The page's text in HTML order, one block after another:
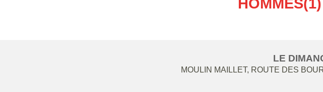
LE
MOULIN MAILLET, ROUTE DES